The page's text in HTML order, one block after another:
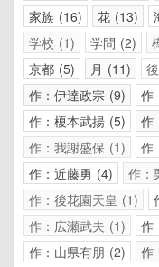
家族 16 花 13
学校 1 学問 2
京都 5 月 11
作：伊達政宗 9 作
作：榎本武揚 5 作
作：我謝盛保 1 作
作：近藤勇 4 作：
作：後花園天皇
1
作：広瀬武夫 1 作
作：山県有朋 2 作